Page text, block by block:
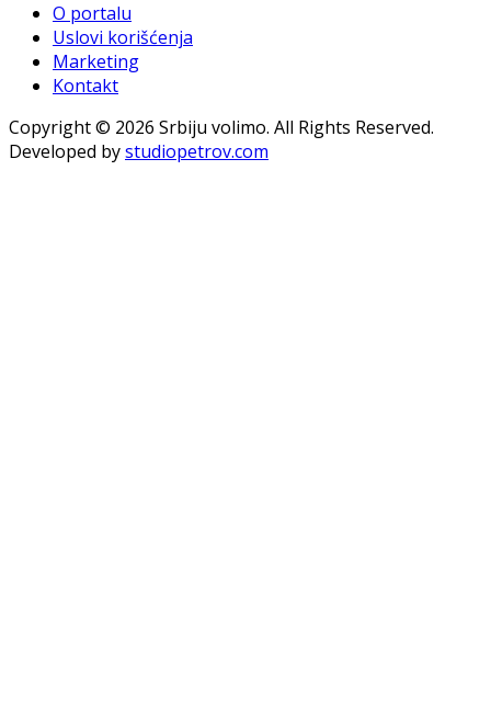
O portalu
Uslovi korišćenja
Marketing
Kontakt
Copyright © 2026 Srbiju volimo. All Rights Reserved.
Developed bystudiopetrov.com